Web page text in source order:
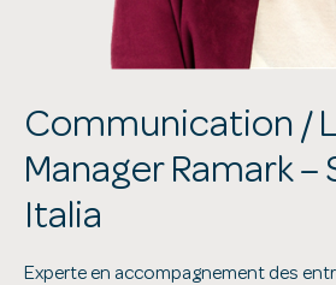
Communication /
Manager Ramark –
Italia
Experte en accompagnement des